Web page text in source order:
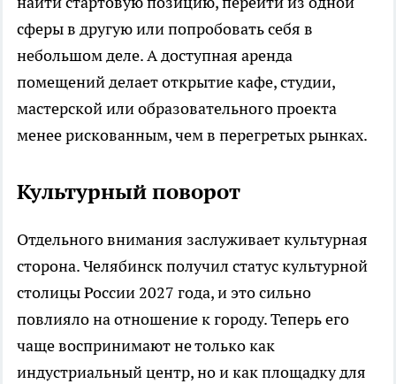
сферы в другую или попробовать себя в
небольшом деле. А доступная аренда
помещений делает открытие кафе, студии,
мастерской или образовательного проекта
менее рискованным, чем в перегретых рынках.
Культурный поворот
Отдельного внимания заслуживает культурная
сторона. Челябинск получил статус культурной
столицы России 2027 года, и это сильно
повлияло на отношение к городу. Теперь его
чаще воспринимают не только как
индустриальный центр, но и как площадку для